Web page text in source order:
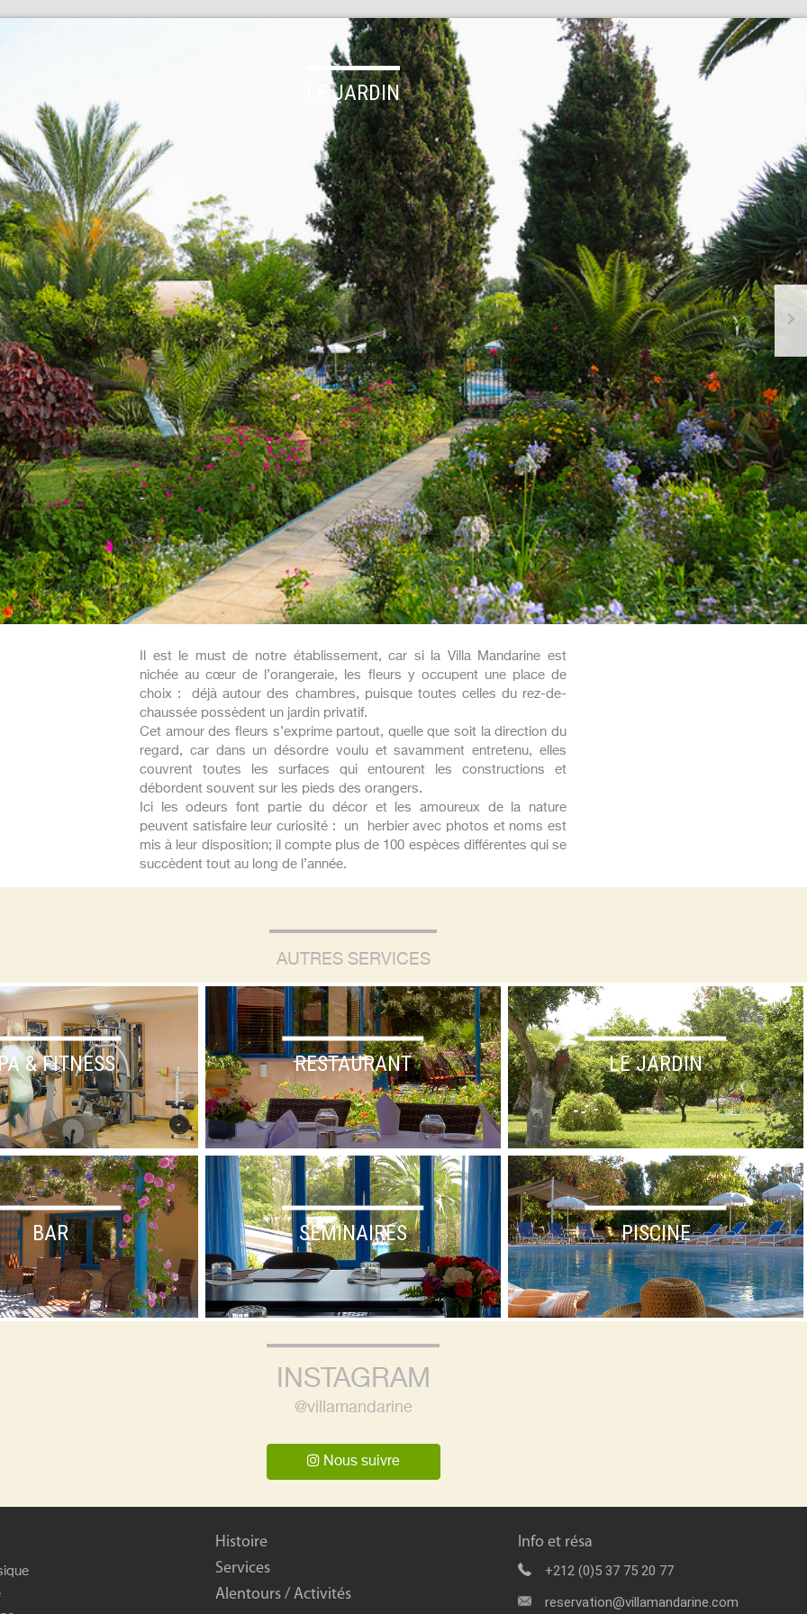
LE JARDIN
Il est le must de notre établissement, car si la Villa Mandarine est
nichée au cœur de l’orangeraie, les fleurs y occupent une place de
choix : déjà autour des chambres, puisque toutes celles du rez-de-
chaussée possèdent un jardin privatif.
Cet amour des fleurs s’exprime partout, quelle que soit la direction du
regard, car dans un désordre voulu et savamment entretenu, elles
couvrent toutes les surfaces qui entourent les constructions et
débordent souvent sur les pieds des orangers.
Ici les odeurs font partie du décor et les amoureux de la nature
peuvent satisfaire leur curiosité : un herbier avec photos et noms est
mis à leur disposition; il compte plus de 100 espèces différentes qui se
succèdent tout au long de l’année.
AUTRES SERVICES
& FITNESS RESTAURANT LE JARDIN
BAR SEMINAIRES PISCINE
INSTAGRAM
@villamandarine
Nous suivre
Histoire
Services
Alentours / Activités
Info et résa
+212 (0)5 37 75 20 77
reservation@villamandarine.com